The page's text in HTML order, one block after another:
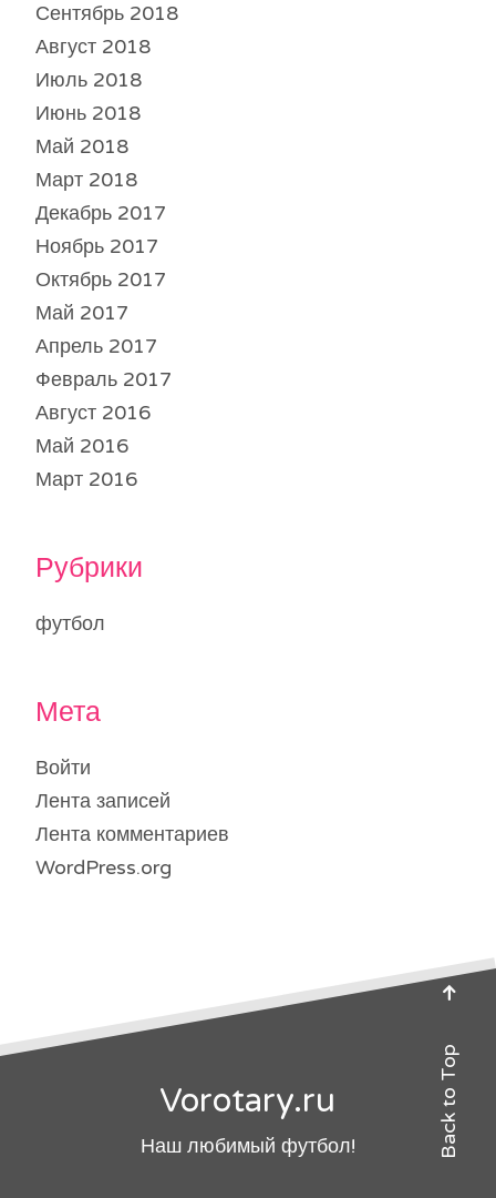
Сентябрь 2018
Август 2018
Июль 2018
Июнь 2018
Май 2018
Март 2018
Декабрь 2017
Ноябрь 2017
Октябрь 2017
Май 2017
Апрель 2017
Февраль 2017
Август 2016
Май 2016
Март 2016
Рубрики
футбол
Мета
Войти
Лента записей
Лента комментариев
WordPress.org
Vorotary.ru
Наш любимый футбол! Back to Top